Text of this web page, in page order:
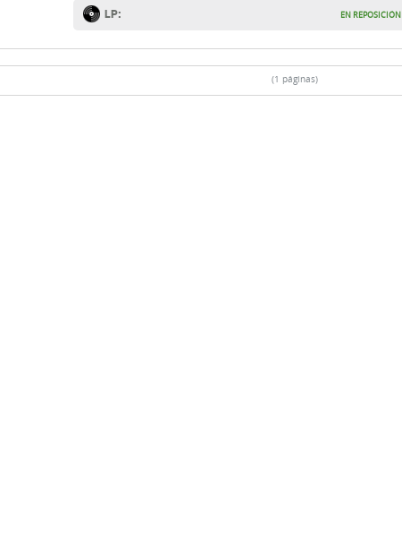
LP: EN REPOSICIÓN
(1 páginas)